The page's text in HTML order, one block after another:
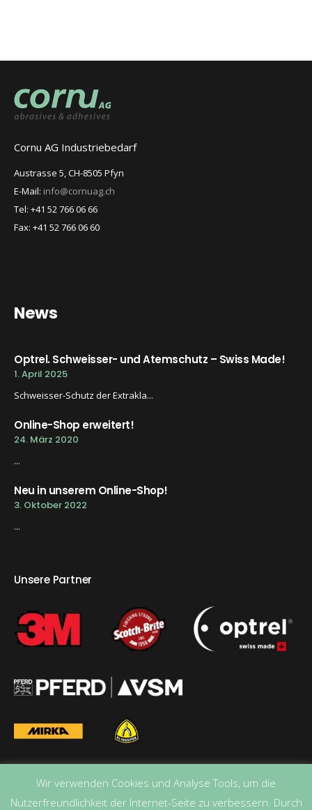
Cornu AG Industriebedarf
Austrasse 5, CH-8505 Pfyn
E-Mail: info@cornuag.ch
Tel: +41 52 766 06 66
Fax: +41 52 766 06 60
News
Optrel. Schweisser- und Atemschutz – Swiss Made!
1. April 2025
Schweisser-Schutz der Extrakla...
Online-Shop erweitert!
24. März 2020
...
Neu in unserem Online-Shop!
3. Oktober 2022
...
Unsere Partner
Wir verwenden Cookies und Analyse Tools, um die
Nutzerfreundlichkeit der Internet-Seite zu verbessern. Durch